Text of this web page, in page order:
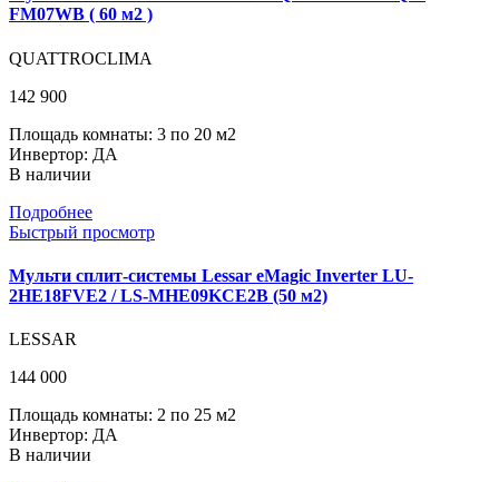
FM07WB ( 60 м2 )
QUATTROCLIMA
142 900
Площадь комнаты: 3 по 20 м2
Инвертор: ДА
В наличии
Подробнее
Быстрый просмотр
Мульти сплит-системы Lessar eMagic Inverter LU-
2HE18FVE2 / LS-MHE09KCE2B (50 м2)
LESSAR
144 000
Площадь комнаты: 2 по 25 м2
Инвертор: ДА
В наличии